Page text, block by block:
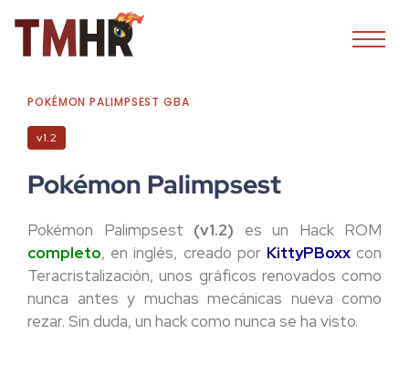
POKÉMON PALIMPSEST GBA
v1.2
Pokémon Palimpsest
Pokémon Palimpsest (v1.2) es un Hack ROM
completo, en inglés, creado por KittyPBoxxcon
Teracristalización, unos gráficos renovados como
nunca antes y muchas mecánicas nueva como
rezar. Sin duda, un hack como nunca se ha visto.